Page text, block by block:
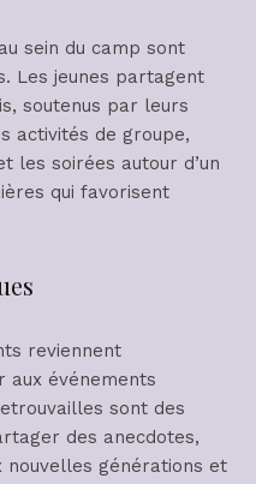
sein du camp sont
Les jeunes partagent
soutenus par leurs
activités de groupe,
les soirées autour d’un
qui favorisent
reviennent
événements
sont des
des anecdotes,
générations et